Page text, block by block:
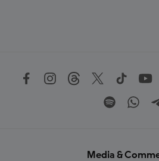
Media &